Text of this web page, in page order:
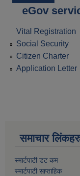
eGov
Vital Registration
Social Security
Citizen Charter
Application Letter
समाचार
स्मार्टपाटी डट कम
स्मार्टपाटी साप्ताहिक